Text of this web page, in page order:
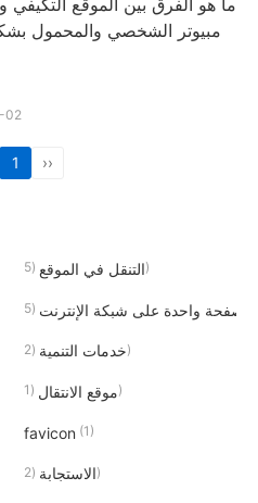
ما هو الفرق بين الموقع التكيفي
مبيوتر الشخصي والمحمول
02
1 ››
التنقل في الموقع(5)
صفحة واحدة على شبكة الإنترنت
خدمات التنمية(2)
موقع الانتقال(1)
favicon (1)
الاستجابة(2)